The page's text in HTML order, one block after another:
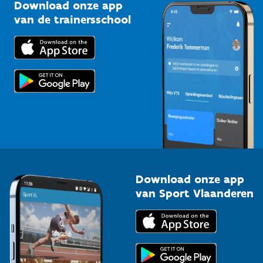
Bedrijven
Trainers en begeleiders
Topsporters
Downloads
Voor de pers
Download onze app
van de trainersschool
Download onze app
van Sport Vlaanderen